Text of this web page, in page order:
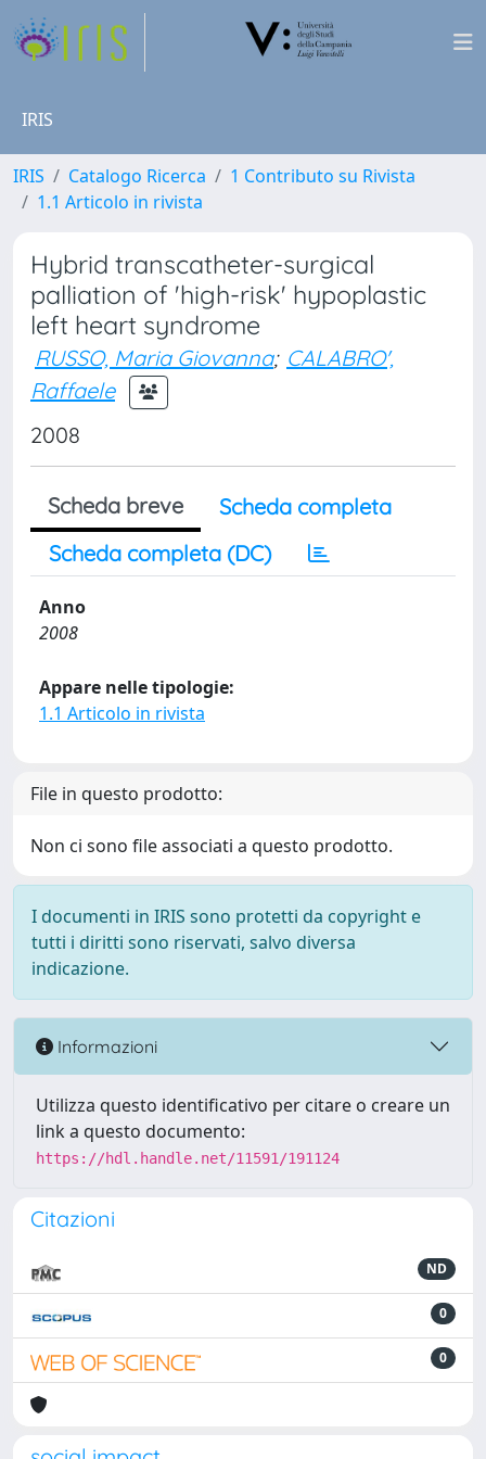
IRIS
IRIS Catalogo Ricerca
1 Contributo su Rivista
1.1 Articolo in rivista
Hybrid transcatheter-surgical
palliation of 'high-risk' hypoplastic
left heart syndrome
RUSSO, Maria Giovanna; CALABRO',
Raffaele
2008
Scheda breve
Scheda completa
Scheda completa (DC)
Anno
2008
Appare nelle tipologie:
1.1 Articolo in rivista
File in questo prodotto:
Non ci sono file associati a questo prodotto.
I documenti in IRIS sono protetti da copyright e
tutti i diritti sono riservati, salvo diversa
indicazione.
Informazioni
Utilizza questo identificativo per citare o creare un
link a questo documento:
https://hdl.handle.net/11591/191124
Citazioni
ND
0
0